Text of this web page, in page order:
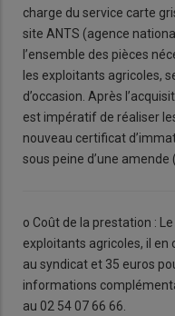
charge du service carte
site ANTS (agence
l’ensemble des pièces
les exploitants agricoles,
d’occasion. Après
est impératif de réaliser
nouveau certificat
sous peine d’une amende
o Coût de la prestation :
exploitants agricoles, il en
au syndicat et 35 euros
informations
au 02 54 07 66 66.